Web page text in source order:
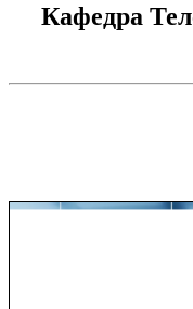
Кафедра